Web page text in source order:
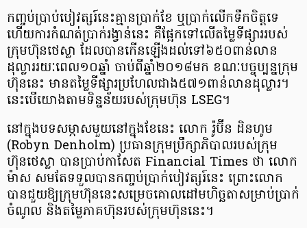
កញ្ចប់ប្រាប់បៀវត្សរ៍នេះគ្មានប្រាក់ខែ ឬប្រាក់លើកទឹកចិត្តទេ
ហើយការកំណត់ប្រាក់រង្វាន់នេះ គឺផ្អែកទៅលើតម្លៃទីផ្សាររបស់
ក្រុមហ៊ុនថេស្លា ដែលបានកើនឡើងដល់ទៅ៦៥០ពាន់លាន
ដុល្លាររយៈពេល១០ឆ្នាំ ចាប់ពីឆ្នាំ២០១៨មក ខណៈបច្ចុប្បន្នក្រុម
ហ៊ុននេះ មានតម្លៃទីផ្សារប្រហែលជាង៥៧១ពាន់លានដុល្លារ។
នេះបើយោងតាមទិន្នន័យរបស់ក្រុមហ៊ុន LSEG។
នៅក្នុងបទសម្ភាស​មួយនៅក្នុងខែនេះ លោក រ៉ូប៊ីន ដិនហូម
(Robyn Denholm) ប្រធានក្រុមប្រឹក្សាភិបាលរបស់ក្រុម
ហ៊ុនថេស្លា បានប្រាប់កាសែត Financial Times ថា លោក
ម៉ាស សមតែទទួលបានកញ្ចប់ប្រាក់បៀវត្សរ៍នេះ ព្រោះលោក
បានជួយឱ្យក្រុមហ៊ុននេះ​សម្រេចគោលដៅមហិច្ឆតាសម្រាប់ប្រាក់
ចំណូល និងតម្លៃភាគហ៊ុនរបស់ក្រុមហ៊ុននេះ។